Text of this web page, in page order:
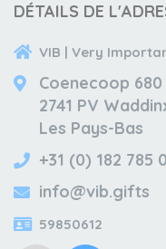
DÉTAILS DE
VIB | Very
Coenecoop 680
2741 PV
Les Pays-Bas
+31 (0) 182 785
info@vib.gifts
59850612